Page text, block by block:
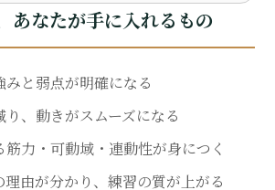
あなたが手に入れるもの
みと弱点が明確になる
、動きがスムーズになる
力・可動域・連動性が身につく
理由が分かり、練習の質が上がる